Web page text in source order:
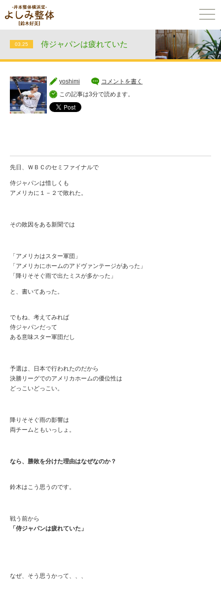
03.25 侍ジャパンは疲れていた
yoshimi
コメントを書く
この記事は3分で読めます。
先日、ＷＢＣのセミファイナルで
侍ジャパンは惜しくも
アメリカに１－２で敗れた。
その敗因をある新聞では
「アメリカはスター軍団」
「アメリカにホームのアドヴァンテージがあった」
「降りそそぐ雨で出たミスが多かった」
と、書いてあった。
でもね、考えてみれば
侍ジャパンだって
ある意味スター軍団だし
予選は、日本で行われたのだから
決勝リーグでのアメリカホームの優位性は
どっこいどっこい。
降りそそぐ雨の影響は
両チームともいっしょ。
なら、勝敗を分けた理由はなぜなのか？
鈴木はこう思うのです。
戦う前から
「侍ジャパンは疲れていた」
なぜ、そう思うかって、、、